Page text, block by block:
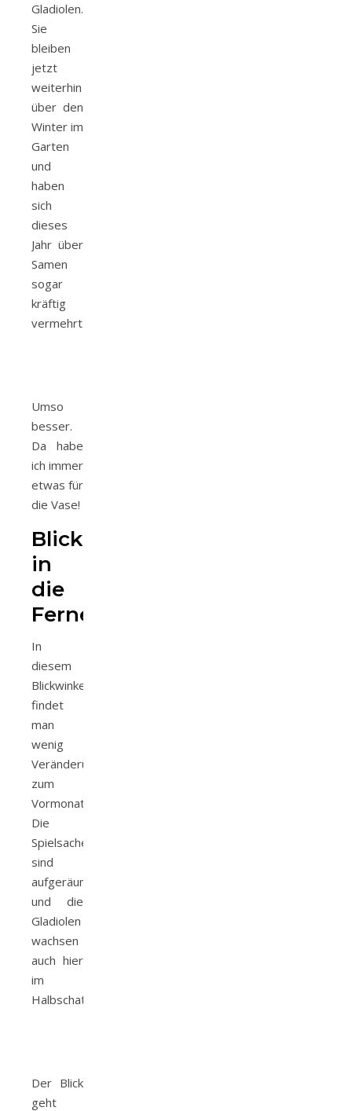
Gladiolen.
Sie
bleiben
jetzt
weiterhin
über den
Winter im
Garten
und
haben
sich
dieses
Jahr über
Samen
sogar
kräftig
vermehrt.
Umso
besser.
Da habe
ich immer
etwas für
die Vase!
Blick
in
die
Ferne
In
diesem
Blickwinkel
findet
man
wenig
Veränderung
zum
Vormonat.
Die
Spielsachen
sind
aufgeräumt
und die
Gladiolen
wachsen
auch hier
im
Halbschatten.
Der Blick
geht